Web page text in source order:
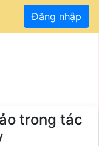
Đăng nhập
trong tác